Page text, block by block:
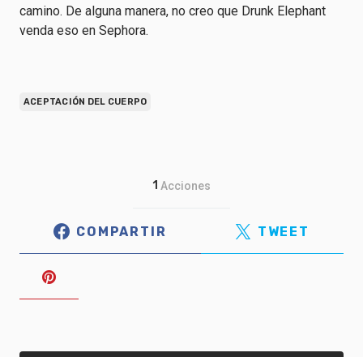
camino. De alguna manera, no creo que Drunk Elephant
venda eso en Sephora.
ACEPTACIÓN DEL CUERPO
1 Acciones
COMPARTIR TWEET